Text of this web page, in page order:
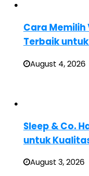
Cara
Terbaik
August 4, 2026
Sleep & Co.
untuk
August 3, 2026